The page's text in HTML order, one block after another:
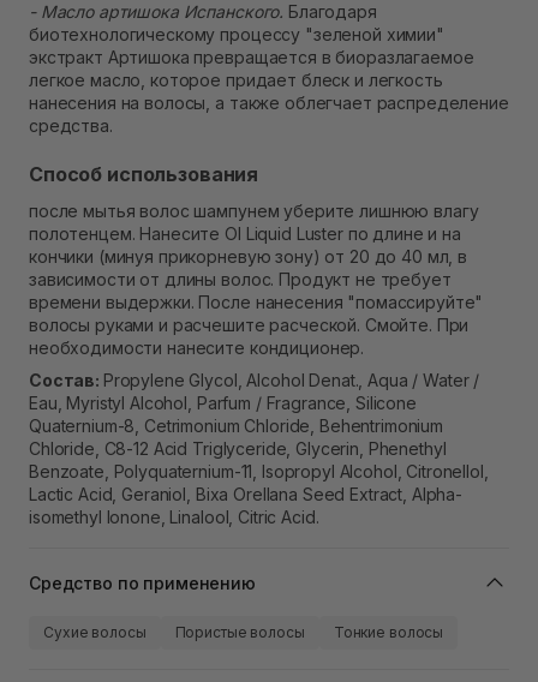
- Масло артишока Испанского. Благодаря
биотехнологическому процессу "зеленой химии"
экстракт Артишока превращается в биоразлагаемое
легкое масло, которое придает блеск и легкость
нанесения на волосы, а также облегчает распределение
средства.
Способ использования
после мытья волос шампунем уберите лишнюю влагу
полотенцем. Нанесите OI Liquid Luster по длине и на
кончики (минуя прикорневую зону) от 20 до 40 мл, в
зависимости от длины волос. Продукт не требует
времени выдержки. После нанесения "помассируйте"
волосы руками и расчешите расческой. Смойте. При
необходимости нанесите кондиционер.
Состав: Propylene Glycol, Alcohol Denat., Aqua / Water /
Eau, Myristyl Alcohol, Parfum / Fragrance, Silicone
Quaternium-8, Cetrimonium Chloride, Behentrimonium
Chloride, C8-12 Acid Triglyceride, Glycerin, Phenethyl
Benzoate, Polyquaternium-11, Isopropyl Alcohol, Citronellol,
Lactic Acid, Geraniol, Bixa Orellana Seed Extract, Alpha-
isomethyl Ionone, Linalool, Citric Acid.
Средство по применению
Сухие волосы Пористые волосы Тонкие волосы